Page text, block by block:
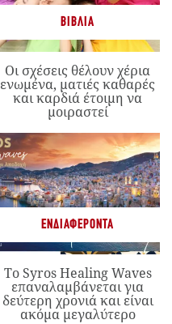
ΒΙΒΛΊΑ
Οι σχέσεις θέλουν χέρια
ενωμένα, ματιές καθαρές
και καρδιά έτοιμη να
μοιραστεί
ΕΝΔΙΑΦΈΡΟΝΤΑ
Το Syros Healing Waves
επαναλαμβάνεται για
δεύτερη χρονιά και είναι
ακόμα μεγαλύτερο